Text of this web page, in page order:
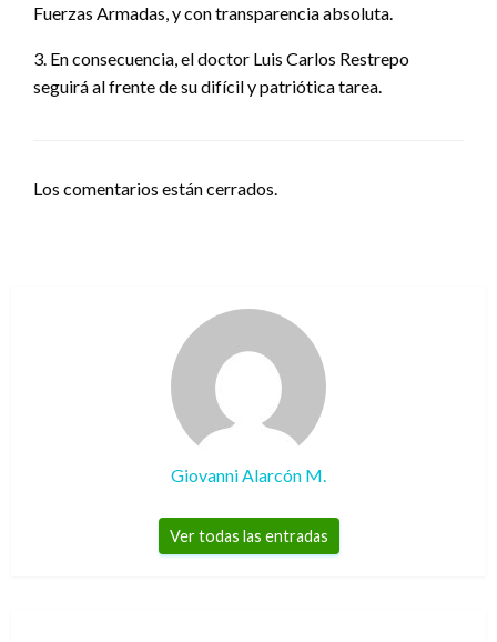
Fuerzas Armadas, y con transparencia absoluta.
3. En consecuencia, el doctor Luis Carlos Restrepo
seguirá al frente de su difícil y patriótica tarea.
Los comentarios están cerrados.
Giovanni Alarcón M.
Ver todas las entradas